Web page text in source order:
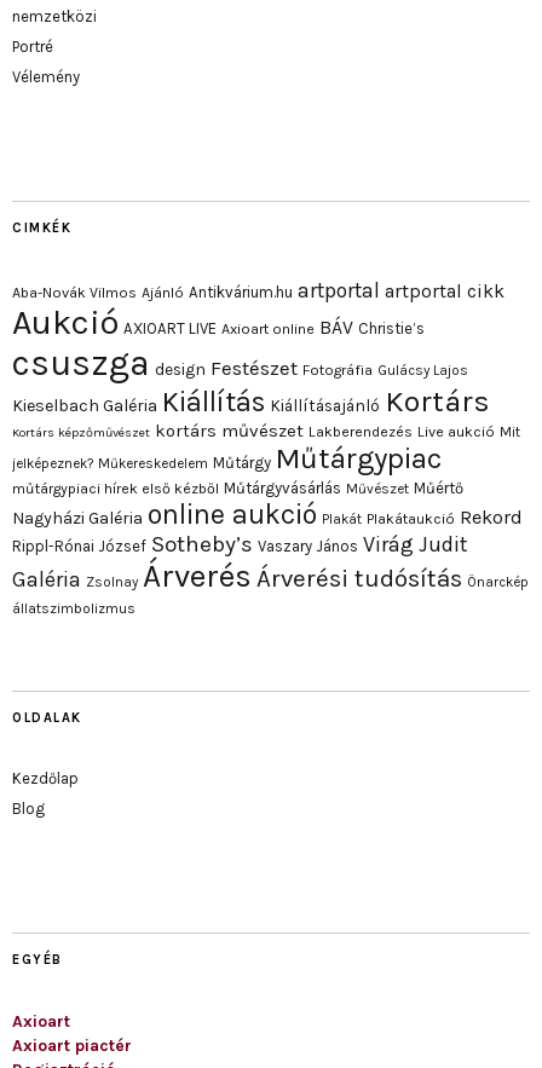
nemzetközi
Portré
Vélemény
CIMKÉK
Aba-Novák Vilmos Ajánló Antikvárium.hu artportal artportal cikk
Aukció AXIOART LIVE Axioart online BÁV Christie’s
csuszga design Festészet Fotográfia Gulácsy Lajos
Kieselbach Galéria Kiállítás Kiállításajánló Kortárs
Kortárs képzőművészet kortárs művészet Lakberendezés Live aukció Mit
jelképeznek? Műkereskedelem Műtárgy Műtárgypiac
műtárgypiaci hírek első kézből Műtárgyvásárlás Művészet Műértő
Nagyházi Galéria online aukció Plakát Plakátaukció Rekord
Rippl-Rónai József Sotheby’s Vaszary János Virág Judit
Galéria Zsolnay Árverés Árverési tudósítás Önarckép
állatszimbolizmus
OLDALAK
Kezdőlap
Blog
EGYÉB
Axioart
Axioart piactér